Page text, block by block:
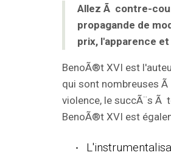
Allez Ã contre-
propagande de
prix, l'apparence
BenoÃ®t XVI est
qui sont nombreuses
violence, le succÃ¨s Ã
BenoÃ®t XVI est